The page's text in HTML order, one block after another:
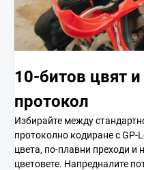
10-битов цвят
протокол
Избирайте между
протоколно кодиране с
цвета, по-плавни преходи
цветовете. Напредналите